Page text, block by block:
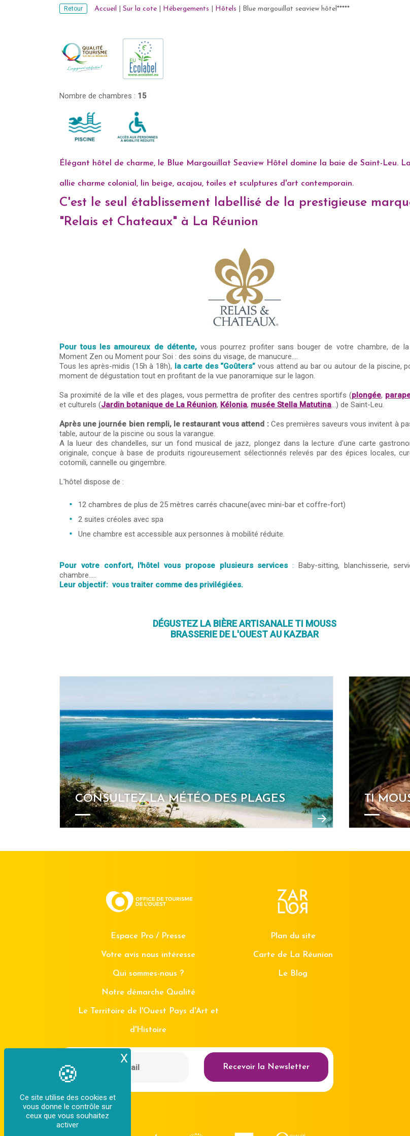
Ce site utilise des cookies et
vous donne le contrôle sur
ceux que vous souhaitez
activer
X Masquer le bandeau des cookies
Retour Accueil Sur la cote Hébergements Hôtels Blue margouillat seaview hôtel*****
Nombre de chambres : 15
Élégant hôtel de charme, le Blue Margouillat Seaview Hôtel domine la baie de Saint-Leu.
allie charme colonial, lin beige, acajou, toiles et sculptures d'art contemporain.
C'est le seul établissement labellisé de la prestigieuse
"Relais et Chateaux" à La Réunion
Pour tous les amoureux de détente,vous pourrez profiter sans bouger de votre chambre, de
Moment Zen ou Moment pour Soi : des soins du visage, de manucure....
Tous les après-midis (15h à 18h), la carte des “Goûters” vous attend au bar ou autour de la piscine,
moment de dégustation tout en profitant de la vue panoramique sur le lagon.
Sa proximité de la ville et des plages, vous permettra de profiter des centres sportifs (plongée,
et culturels (Jardin botanique de La Réunion, Kélonia, musée Stella Matutina...) de Saint-Leu.
Après une journée bien rempli, le restaurant vous attend : Ces premières saveurs vous invitent à
table, autour de la piscine ou sous la varangue.
A la lueur des chandelles, sur un fond musical de jazz, plongez dans la lecture d'une carte
originale, conçue à base de produits rigoureusement sélectionnés relevés par des épices locales,
cotomili, cannelle ou gingembre.
L'hôtel dispose de :
12 chambres de plus de 25 mètres carrés chacune(avec mini-bar et coffre-fort)
2 suites créoles avec spa
Une chambre est accessible aux personnes à mobilité réduite.
Pour votre confort, l'hôtel vous propose plusieurs services : Baby-sitting, blanchisserie,
chambre.....
Leur objectif: vous traiter comme des privilégiées.
DÉGUSTEZ LA BIÈRE ARTISANALE TI MOUSS
BRASSERIE DE L'OUEST AU KAZBAR
CONSULTEZ LA MÉTÉO DES PLAGES TI
Espace Pro / Presse
Votre avis nous intéresse
Qui sommes-nous ?
Notre démarche Qualité
Le Territoire de l'Ouest Pays d'Art et
d'Histoire
Plan du site
Carte de La Réunion
Le Blog
Recevoir la Newsletter